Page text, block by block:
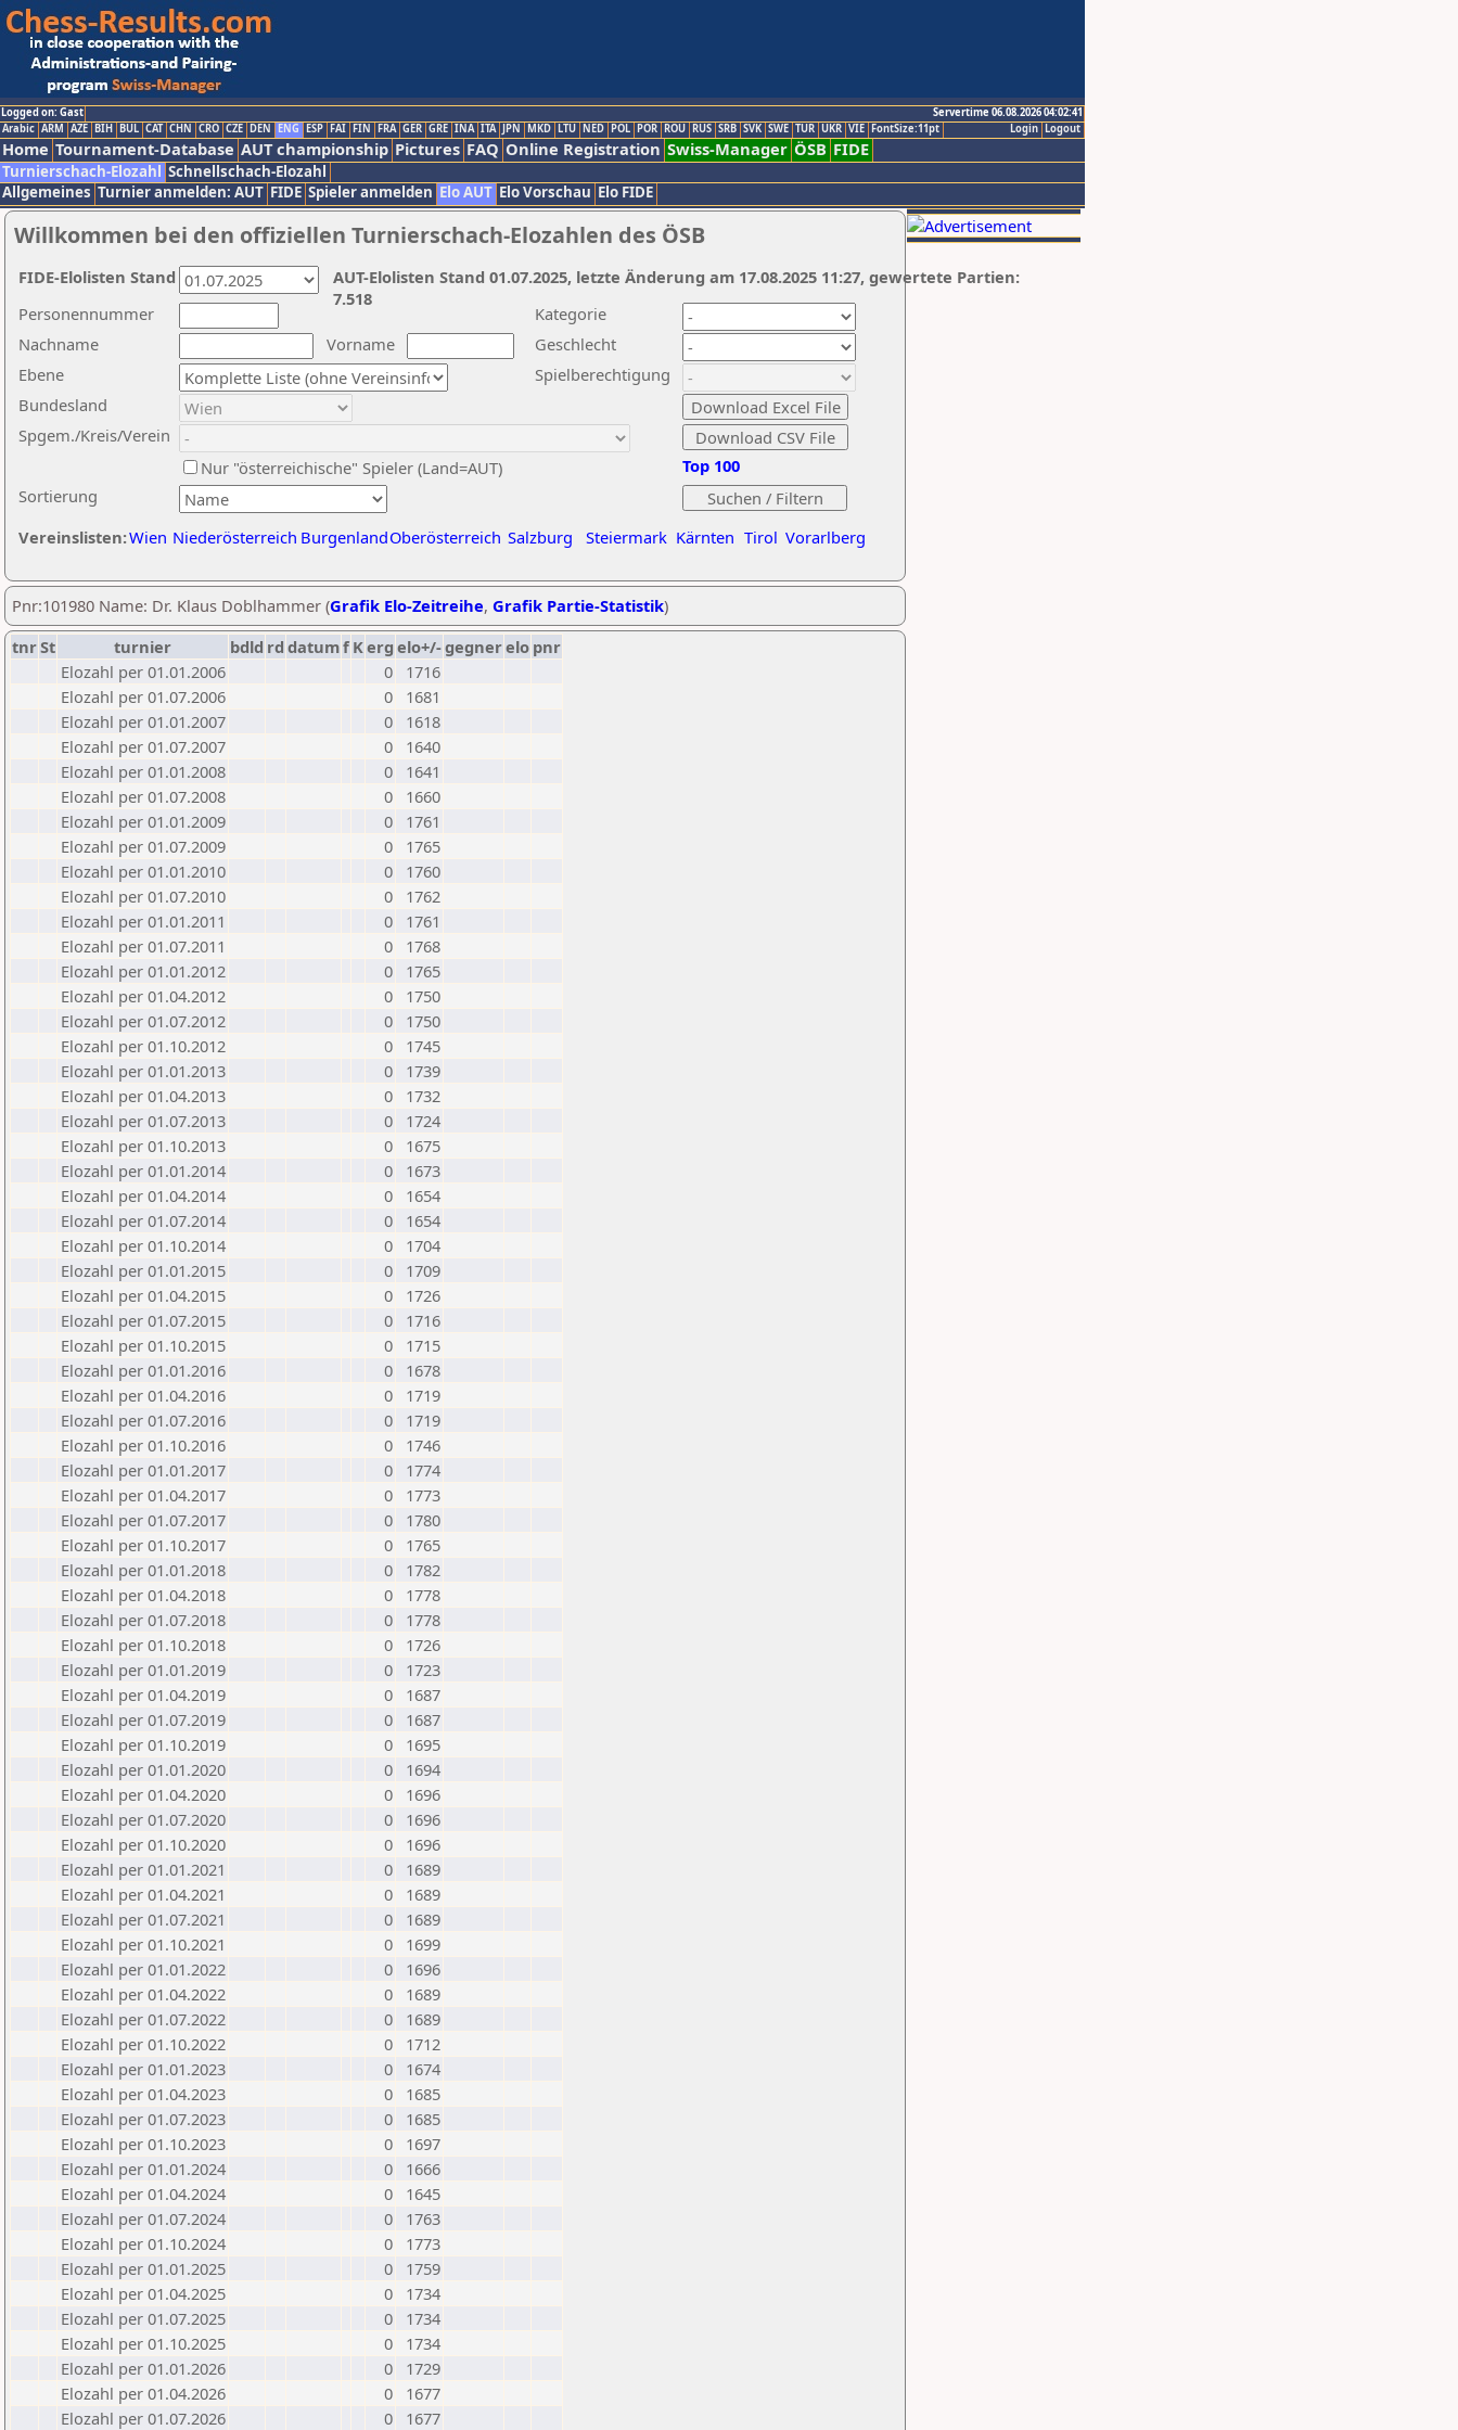
Logged on: Gast
Servertime 06.08.2026 04:02:41
Logout
Login
Arabic ARM AZE BIH BUL CAT CHN CRO CZE DEN ENG ESP FAI FIN FRA GER GRE INA ITA JPN MKD LTU NED POL POR ROU RUS SRB SVK SWE TUR UKR VIE FontSize:11pt
Home Tournament-Database AUT championship Pictures FAQ Online Registration Swiss-Manager ÖSB FIDE
Turnierschach-Elozahl Schnellschach-Elozahl
Allgemeines Turnier anmelden: AUT FIDE Spieler anmelden Elo AUT Elo Vorschau Elo FIDE
Willkommen bei den offiziellen Turnierschach-Elozahlen des ÖSB
Nachname
Vorname
Ebene
Kategorie
Sortierung
Personennummer
Bundesland
Spgem./Kreis/Verein
Geschlecht
Nur "österreichische" Spieler (Land=AUT)
Spielberechtigung
Vereinslisten:Wien Niederösterreich BurgenlandOberösterreich Salzburg Steiermark Kärnten Tirol Vorarlberg
Top 100
AUT-Elolisten Stand 01.07.2025, letzte Änderung am 17.08.2025 11:27, gewertete Partien:
7.518
FIDE-Elolisten Stand
Pnr:101980 Name: Dr. Klaus Doblhammer (Grafik Elo-Zeitreihe, Grafik Partie-Statistik)
tnrSt turnier bdld rd datumf Kerg elo+/-gegnerelo pnr
Elozahl per 01.01.2006
0
1716
Elozahl per 01.07.2006
0
1681
Elozahl per 01.01.2007
0
1618
Elozahl per 01.07.2007
0
1640
Elozahl per 01.01.2008
0
1641
Elozahl per 01.07.2008
0
1660
Elozahl per 01.01.2009
0
1761
Elozahl per 01.07.2009
0
1765
Elozahl per 01.01.2010
0
1760
Elozahl per 01.07.2010
0
1762
Elozahl per 01.01.2011
0
1761
Elozahl per 01.07.2011
0
1768
Elozahl per 01.01.2012
0
1765
Elozahl per 01.04.2012
0
1750
Elozahl per 01.07.2012
0
1750
Elozahl per 01.10.2012
0
1745
Elozahl per 01.01.2013
0
1739
Elozahl per 01.04.2013
0
1732
Elozahl per 01.07.2013
0
1724
Elozahl per 01.10.2013
0
1675
Elozahl per 01.01.2014
0
1673
Elozahl per 01.04.2014
0
1654
Elozahl per 01.07.2014
0
1654
Elozahl per 01.10.2014
0
1704
Elozahl per 01.01.2015
0
1709
Elozahl per 01.04.2015
0
1726
Elozahl per 01.07.2015
0
1716
Elozahl per 01.10.2015
0
1715
Elozahl per 01.01.2016
0
1678
Elozahl per 01.04.2016
0
1719
Elozahl per 01.07.2016
0
1719
Elozahl per 01.10.2016
0
1746
Elozahl per 01.01.2017
0
1774
Elozahl per 01.04.2017
0
1773
Elozahl per 01.07.2017
0
1780
Elozahl per 01.10.2017
0
1765
Elozahl per 01.01.2018
0
1782
Elozahl per 01.04.2018
0
1778
Elozahl per 01.07.2018
0
1778
Elozahl per 01.10.2018
0
1726
Elozahl per 01.01.2019
0
1723
Elozahl per 01.04.2019
0
1687
Elozahl per 01.07.2019
0
1687
Elozahl per 01.10.2019
0
1695
Elozahl per 01.01.2020
0
1694
Elozahl per 01.04.2020
0
1696
Elozahl per 01.07.2020
0
1696
Elozahl per 01.10.2020
0
1696
Elozahl per 01.01.2021
0
1689
Elozahl per 01.04.2021
0
1689
Elozahl per 01.07.2021
0
1689
Elozahl per 01.10.2021
0
1699
Elozahl per 01.01.2022
0
1696
Elozahl per 01.04.2022
0
1689
Elozahl per 01.07.2022
0
1689
Elozahl per 01.10.2022
0
1712
Elozahl per 01.01.2023
0
1674
Elozahl per 01.04.2023
0
1685
Elozahl per 01.07.2023
0
1685
Elozahl per 01.10.2023
0
1697
Elozahl per 01.01.2024
0
1666
Elozahl per 01.04.2024
0
1645
Elozahl per 01.07.2024
0
1763
Elozahl per 01.10.2024
0
1773
Elozahl per 01.01.2025
0
1759
Elozahl per 01.04.2025
0
1734
Elozahl per 01.07.2025
0
1734
Elozahl per 01.10.2025
0
1734
Elozahl per 01.01.2026
0
1729
Elozahl per 01.04.2026
0
1677
Elozahl per 01.07.2026
0 1677